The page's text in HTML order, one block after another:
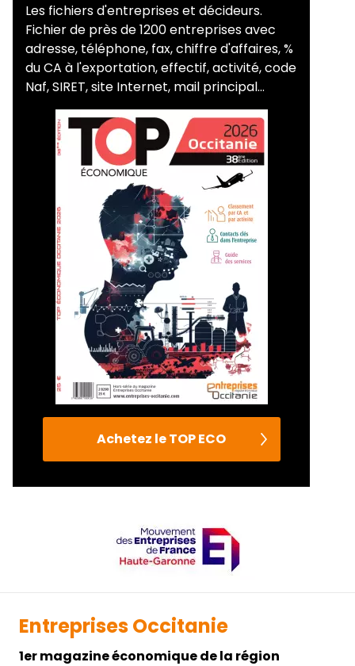
Les fichiers d'entreprises et décideurs.
Fichier de près de 1200 entreprises avec
adresse, téléphone, fax, chiffre d'affaires, %
du CA à l'exportation, effectif, activité, code
Naf, SIRET, site Internet, mail principal...
Achetez le TOP ECO
Entreprises Occitanie
1er magazine économique de la région